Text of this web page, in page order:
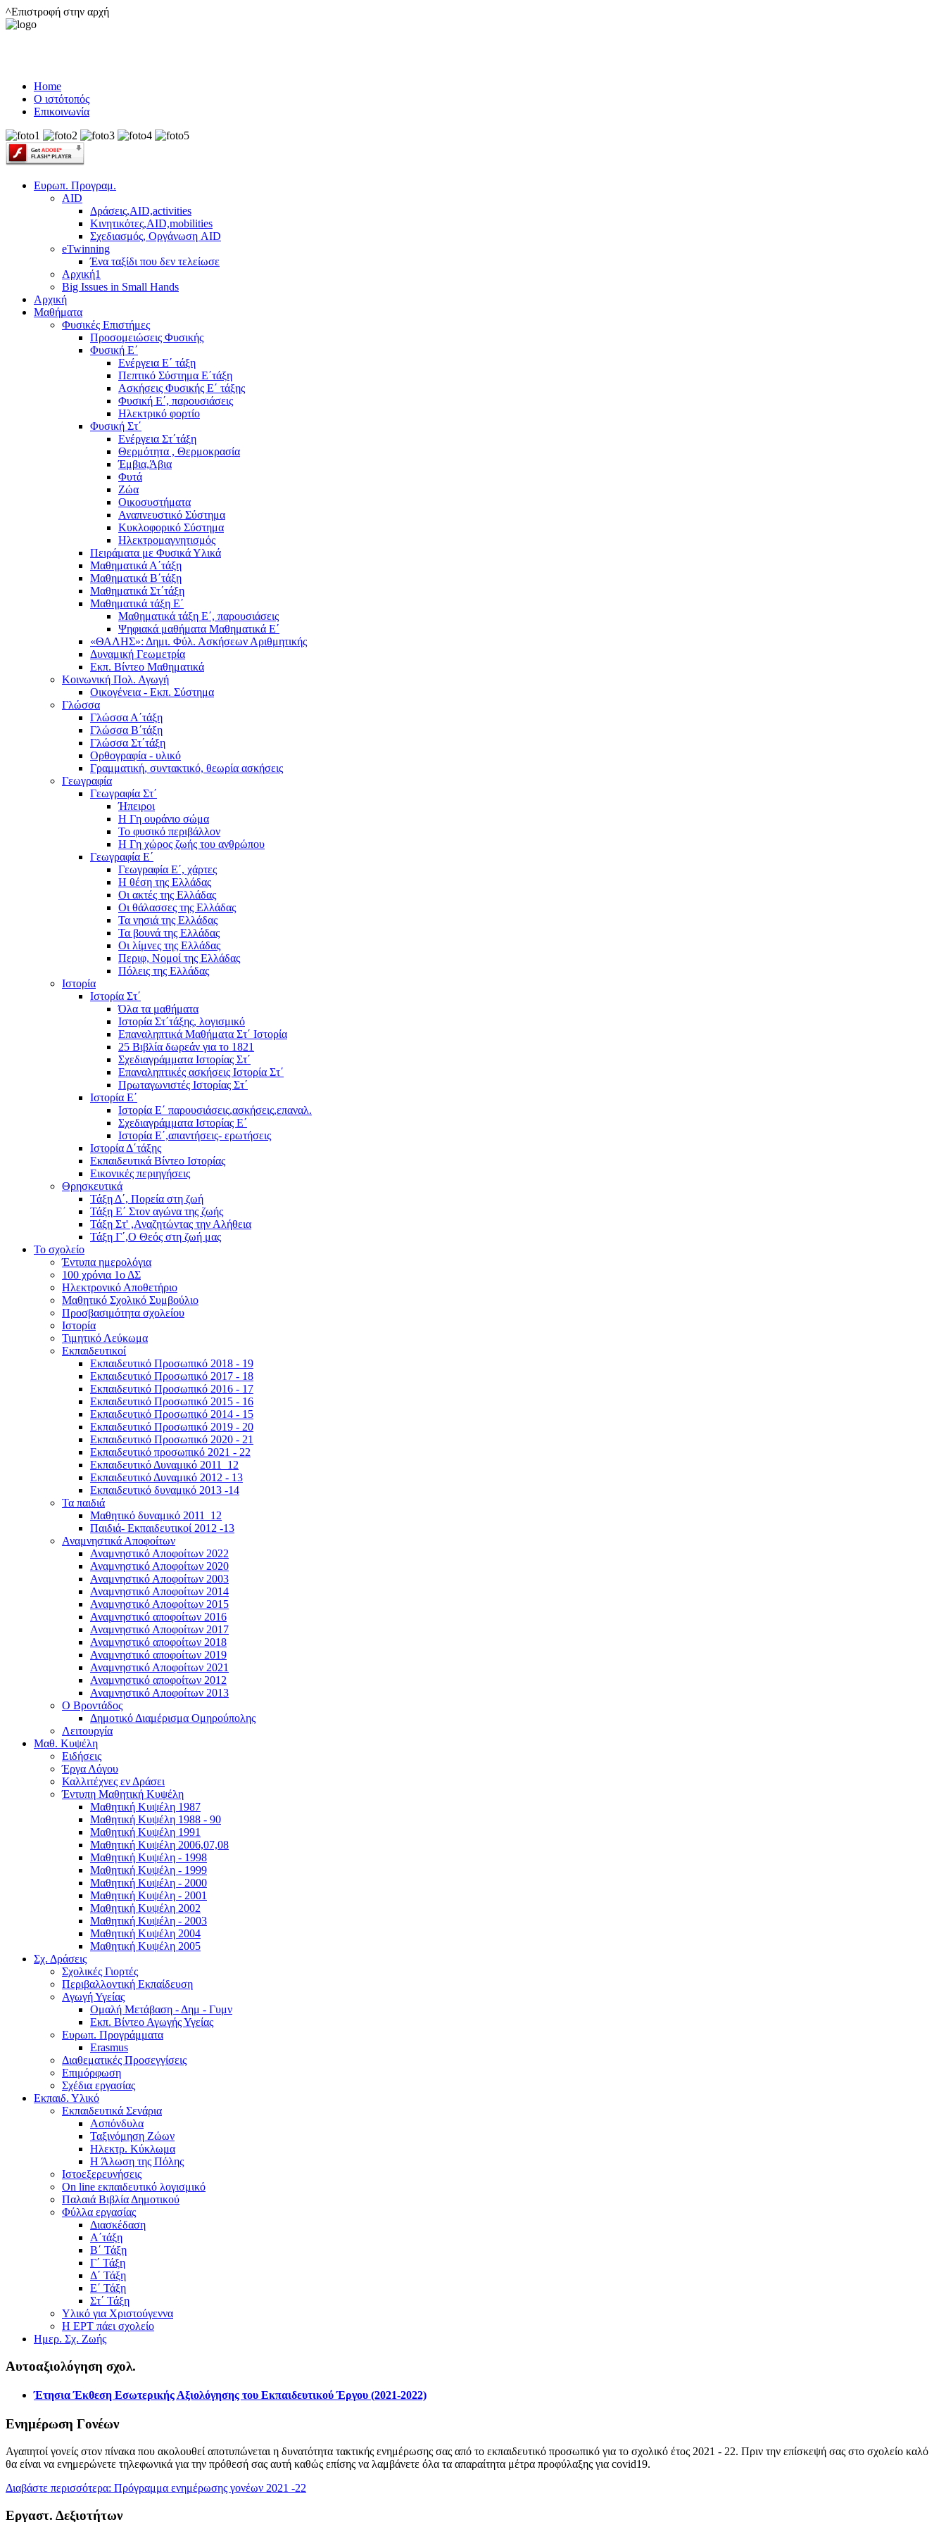
^Επιστροφή στην αρχή
Home
Ο ιστότοπός
Επικοινωνία
Ευρωπ. Προγραμ.
AID
Δράσεις,AID,activities
Κινητικότες,AID,mobilities
Σχεδιασμός, Οργάνωση AID
eTwinning
Ένα ταξίδι που δεν τελείωσε
Αρχική1
Big Issues in Small Hands
Αρχική
Μαθήματα
Φυσικές Επιστήμες
Προσομειώσεις Φυσικής
Φυσική Ε΄
Ενέργεια Ε΄ τάξη
Πεπτικό Σύστημα Ε΄τάξη
Ασκήσεις Φυσικής Ε΄ τάξης
Φυσική Ε΄, παρουσιάσεις
Ηλεκτρικό φορτίο
Φυσική Στ΄
Ενέργεια Στ΄τάξη
Θερμότητα , Θερμοκρασία
Έμβια,Άβια
Φυτά
Ζώα
Οικοσυστήματα
Αναπνευστικό Σύστημα
Κυκλοφορικό Σύστημα
Ηλεκτρομαγνητισμός
Πειράματα με Φυσικά Υλικά
Μαθηματικά Α΄τάξη
Μαθηματικά Β΄τάξη
Μαθηματικά Στ΄τάξη
Μαθηματικά τάξη Ε΄
Μαθηματικά τάξη Ε΄, παρουσιάσεις
Ψηφιακά μαθήματα Μαθηματικά Ε΄
«ΘΑΛΗΣ»: Δημι. Φύλ. Ασκήσεων Αριθμητικής
Δυναμική Γεωμετρία
Εκπ. Βίντεο Μαθηματικά
Κοινωνική Πολ. Αγωγή
Οικογένεια - Εκπ. Σύστημα
Γλώσσα
Γλώσσα Α΄τάξη
Γλώσσα Β΄τάξη
Γλώσσα Στ΄τάξη
Ορθογραφία - υλικό
Γραμματική, συντακτικό, θεωρία ασκήσεις
Γεωγραφία
Γεωγραφία Στ΄
Ήπειροι
Η Γη ουράνιο σώμα
Το φυσικό περιβάλλον
Η Γη χώρος ζωής του ανθρώπου
Γεωγραφία Ε΄
Γεωγραφία Ε΄, χάρτες
Η θέση της Ελλάδας
Οι ακτές της Ελλάδας
Οι θάλασσες της Ελλάδας
Τα νησιά της Ελλάδας
Τα βουνά της Ελλάδας
Οι λίμνες της Ελλάδας
Περιφ, Νομοί της Ελλάδας
Πόλεις της Ελλάδας
Ιστορία
Ιστορία Στ΄
Όλα τα μαθήματα
Ιστορία Στ΄τάξης, λογισμικό
Επαναληπτικά Μαθήματα Στ΄ Ιστορία
25 Βιβλία δωρεάν για το 1821
Σχεδιαγράμματα Ιστορίας Στ΄
Επαναληπτικές ασκήσεις Ιστορία Στ΄
Πρωταγωνιστές Ιστορίας Στ΄
Ιστορία Ε΄
Ιστορία Ε΄ παρουσιάσεις,ασκήσεις,επαναλ.
Σχεδιαγράμματα Ιστορίας Ε΄
Ιστορία Ε΄,απαντήσεις- ερωτήσεις
Ιστορία Δ΄τάξης
Εκπαιδευτικά Βίντεο Ιστορίας
Εικονικές περιηγήσεις
Θρησκευτικά
Τάξη Δ΄, Πορεία στη ζωή
Τάξη Ε΄ Στον αγώνα της ζωής
Τάξη Στ' ,Αναζητώντας την Αλήθεια
Τάξη Γ΄,Ο Θεός στη ζωή μας
Το σχολείο
Έντυπα ημερολόγια
100 χρόνια 1ο ΔΣ
Ηλεκτρονικό Αποθετήριο
Μαθητικό Σχολικό Συμβούλιο
Προσβασιμότητα σχολείου
Ιστορία
Τιμητικό Λεύκωμα
Εκπαιδευτικοί
Εκπαιδευτικό Προσωπικό 2018 - 19
Εκπαιδευτικό Προσωπικό 2017 - 18
Εκπαιδευτικό Προσωπικό 2016 - 17
Εκπαιδευτικό Προσωπικό 2015 - 16
Εκπαιδευτικό Προσωπικό 2014 - 15
Εκπαιδευτικό Προσωπικό 2019 - 20
Εκπαιδευτικό Προσωπικό 2020 - 21
Εκπαιδευτικό προσωπικό 2021 - 22
Εκπαιδευτικό Δυναμικό 2011_12
Εκπαιδευτικό Δυναμικό 2012 - 13
Εκπαιδευτικό δυναμικό 2013 -14
Τα παιδιά
Μαθητικό δυναμικό 2011_12
Παιδιά- Εκπαιδευτικοί 2012 -13
Αναμνηστικά Αποφοίτων
Αναμνηστικό Αποφοίτων 2022
Αναμνηστικό Αποφοίτων 2020
Αναμνηστικό Αποφοίτων 2003
Αναμνηστικό Αποφοίτων 2014
Αναμνηστικό Αποφοίτων 2015
Αναμνηστικό αποφοίτων 2016
Αναμνηστικό Αποφοίτων 2017
Αναμνηστικό αποφοίτων 2018
Αναμνηστικό αποφοίτων 2019
Αναμνηστικό Αποφοίτων 2021
Αναμνηστικό αποφοίτων 2012
Αναμνηστικό Αποφοίτων 2013
Ο Βροντάδος
Δημοτικό Διαμέρισμα Ομηρούπολης
Λειτουργία
Μαθ. Κυψέλη
Ειδήσεις
Έργα Λόγου
Καλλιτέχνες εν Δράσει
Έντυπη Μαθητική Κυψέλη
Μαθητική Κυψέλη 1987
Μαθητική Κυψέλη 1988 - 90
Μαθητική Κυψέλη 1991
Μαθητική Κυψέλη 2006,07,08
Μαθητική Κυψέλη - 1998
Μαθητική Κυψέλη - 1999
Μαθητική Κυψέλη - 2000
Μαθητική Κυψέλη - 2001
Μαθητική Κυψέλη 2002
Μαθητική Κυψέλη - 2003
Μαθητική Κυψέλη 2004
Μαθητική Κυψέλη 2005
Σχ. Δράσεις
Σχολικές Γιορτές
Περιβαλλοντική Εκπαίδευση
Αγωγή Υγείας
Ομαλή Μετάβαση - Δημ - Γυμν
Εκπ. Βίντεο Αγωγής Υγείας
Ευρωπ. Προγράμματα
Erasmus
Διαθεματικές Προσεγγίσεις
Επιμόρφωση
Σχέδια εργασίας
Εκπαιδ. Υλικό
Εκπαιδευτικά Σενάρια
Ασπόνδυλα
Ταξινόμηση Ζώων
Ηλεκτρ. Κύκλωμα
Η Άλωση της Πόλης
Ιστοεξερευνήσεις
On line εκπαιδευτικό λογισμικό
Παλαιά Βιβλία Δημοτικού
Φύλλα εργασίας
Διασκέδαση
Α΄τάξη
Β΄ Τάξη
Γ΄ Τάξη
Δ΄ Τάξη
Ε΄ Τάξη
Στ΄ Τάξη
Υλικό για Χριστούγεννα
Η ΕΡΤ πάει σχολείο
Ημερ. Σχ. Ζωής
Αυτοαξιολόγηση σχολ.
Έτησια Έκθεση Εσωτερικής Αξιολόγησης του Εκπαιδευτικού Έργου (2021-2022)
Ενημέρωση Γονέων
Αγαπητοί γονείς στον πίνακα που ακολουθεί αποτυπώνεται η δυνατότητα τακτικής ενημέρωσης σας από το εκπαιδευτικό προσωπικό για το σχολικό έτος 2021 - 22. Πριν την επίσκεψή σας στο σχολείο καλό
θα είναι να ενημερώνετε τηλεφωνικά για την πρόθεσή σας αυτή καθώς επίσης να λαμβάνετε όλα τα απαραίτητα μέτρα προφύλαξης για covid19.
Διαβάστε περισσότερα: Πρόγραμμα ενημέρωσης γονέων 2021 -22
Εργαστ. Δεξιοτήτων